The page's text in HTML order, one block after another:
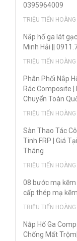
0395964009
TRIỆU TIẾN
Nắp hố ga lát
Minh Hải ||
TRIỆU TIẾN
Phân Phối Nắp
Rác Composite |
Chuyển Toàn
TRIỆU TIẾN
Sàn Thao Tác
Tinh FRP | Giá
Tháng
TRIỆU TIẾN
08 bước mạ
cấp thép mạ
TRIỆU TIẾN
Nắp Hố Ga
Chống Mất